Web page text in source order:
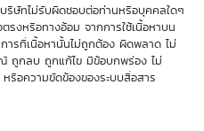
ริษัทไม่รับผิดชอบต่อท่านหรือบุคคลใดๆ
รงหรือทางอ้อม จากการใช้เนื้อหาบน
ารที่เนื้อหานั้นไม่ถูกต้อง ผิดพลาด ไม่
ถูกลบ ถูกแก้ไข มีข้อบกพร่อง ไม่
รือความขัดข้องของระบบสื่อสาร
บื้องต้นของ